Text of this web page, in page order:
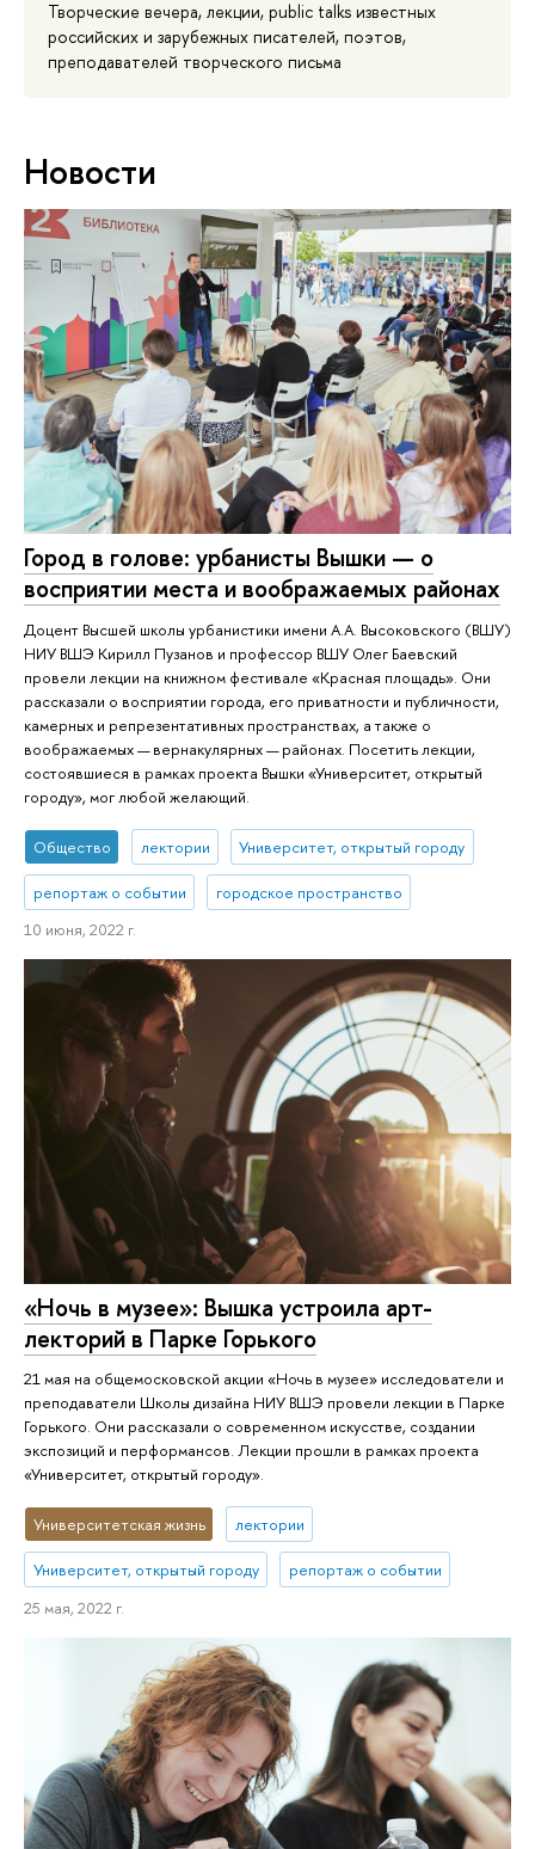
Творческие вечера, лекции, public talks известных
российских и зарубежных писателей, поэтов,
преподавателей творческого письма
Новости
Город в голове: урбанисты Вышки — о
восприятии места и воображаемых районах
Доцент Высшей школы урбанистики имени А.А. Высоковского (ВШУ)
НИУ ВШЭ Кирилл Пузанов и профессор ВШУ Олег Баевский
провели лекции на книжном фестивале «Красная площадь». Они
рассказали о восприятии города, его приватности и публичности,
камерных и репрезентативных пространствах, а также о
воображаемых — вернакулярных — районах. Посетить лекции,
состоявшиеся в рамках проекта Вышки «Университет, открытый
городу», мог любой желающий.
Общество лектории Университет, открытый городу
репортаж о событии
городское пространство
10 июня, 2022 г.
«Ночь в музее»: Вышка устроила арт-
лекторий в Парке Горького
21 мая на общемосковской акции «Ночь в музее» исследователи и
преподаватели Школы дизайна НИУ ВШЭ провели лекции в Парке
Горького. Они рассказали о современном искусстве, создании
экспозиций и перформансов. Лекции прошли в рамках проекта
«Университет, открытый городу».
Университетская жизнь лектории
Университет, открытый городу
репортаж о событии
25 мая, 2022 г.